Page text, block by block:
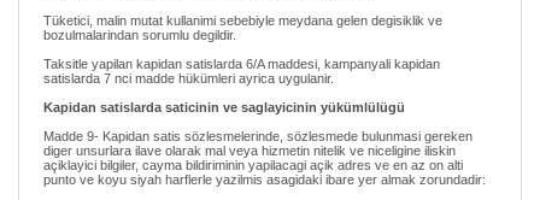
Tüketici, malin mutat kullanimi sebebiyle meydana gelen degisiklik ve
bozulmalarindan sorumlu degildir.
Taksitle yapilan kapidan satislarda 6/A maddesi, kampanyali kapidan
satislarda 7 nci madde hükümleri ayrica uygulanir.
Kapidan satislarda saticinin ve saglayicinin yükümlülügü
Madde 9- Kapidan satis sözlesmelerinde, sözlesmede bulunmasi gereken
diger unsurlara ilave olarak mal veya hizmetin nitelik ve niceligine iliskin
açiklayici bilgiler, cayma bildiriminin yapilacagi açik adres ve en az on alti
punto ve koyu siyah harflerle yazilmis asagidaki ibare yer almak zorundadir: